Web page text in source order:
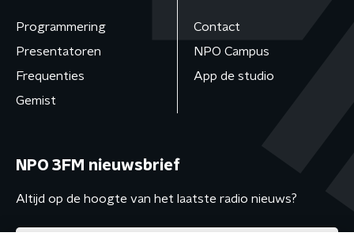
Programmering
Presentatoren
Frequenties
Gemist
Contact
NPO Campus
App de studio
NPO 3FM nieuwsbrief
Altijd op de hoogte van het laatste radio nieuws?